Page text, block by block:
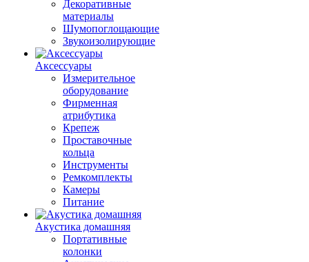
Декоративные
материалы
Шумопоглощающие
Звукоизолирующие
Аксессуары
Измерительное
оборудование
Фирменная
атрибутика
Крепеж
Проставочные
кольца
Инструменты
Ремкомплекты
Камеры
Питание
Акустика домашняя
Портативные
колонки